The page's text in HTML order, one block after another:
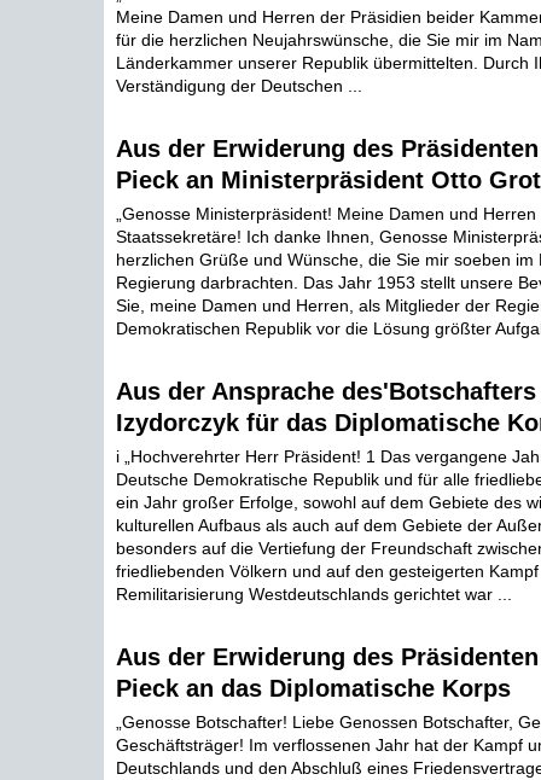
Meine Damen und Herren der Präsidien beider
für die herzlichen Neujahrswünsche, die Sie mir im
Länderkammer unserer Republik übermittelten. Durch
Verständigung der Deutschen ...
Aus der Erwiderung des
Pieck an Ministerpräsident Otto
„Genosse Ministerpräsident! Meine Damen und
Staatssekretäre! Ich danke Ihnen, Genosse
herzlichen Grüße und Wünsche, die Sie mir soeben im
Regierung darbrachten. Das Jahr 1953 stellt unsere
Sie, meine Damen und Herren, als Mitglieder der
Demokratischen Republik vor die Lösung größter
Aus der Ansprache des'Botschafters
Izydorczyk für das Diplomatische
i „Hochverehrter Herr Präsident! 1 Das vergangene
Deutsche Demokratische Republik und für alle
ein Jahr großer Erfolge, sowohl auf dem Gebiete des
kulturellen Aufbaus als auch auf dem Gebiete der
besonders auf die Vertiefung der Freundschaft
friedliebenden Völkern und auf den gesteigerten
Remilitarisierung Westdeutschlands gerichtet war ...
Aus der Erwiderung des
Pieck an das Diplomatische Korps
„Genosse Botschafter! Liebe Genossen Botschafter,
Geschäftsträger! Im verflossenen Jahr hat der Kampf
Deutschlands und den Abschluß eines